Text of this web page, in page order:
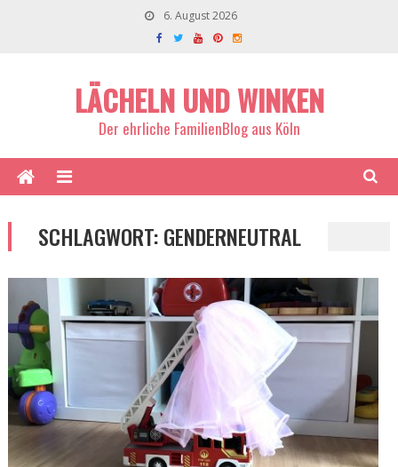
6. August 2026
LÄCHELN UND WINKEN
Der ehrliche FamilienBlog aus Köln
SCHLAGWORT:GENDERNEUTRAL